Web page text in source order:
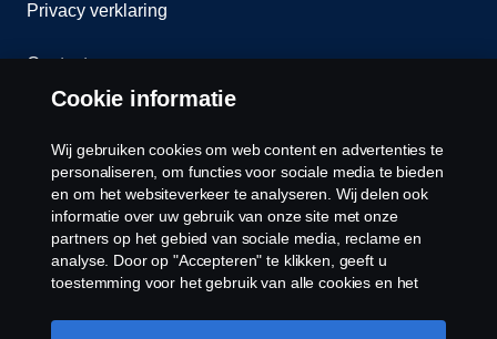
Privacy verklaring
Contact
Cookiebeleid
Cookies
Cookie informatie
Wij gebruiken cookies om web content en advertenties te
personaliseren, om functies voor sociale media te bieden
en om het websiteverkeer te analyseren. Wij delen ook
informatie over uw gebruik van onze site met onze
partners op het gebied van sociale media, reclame en
analyse. Door op "Accepteren" te klikken, geeft u
toestemming voor het gebruik van alle cookies en het
door op "Cookie Instellingen" te klikken en de